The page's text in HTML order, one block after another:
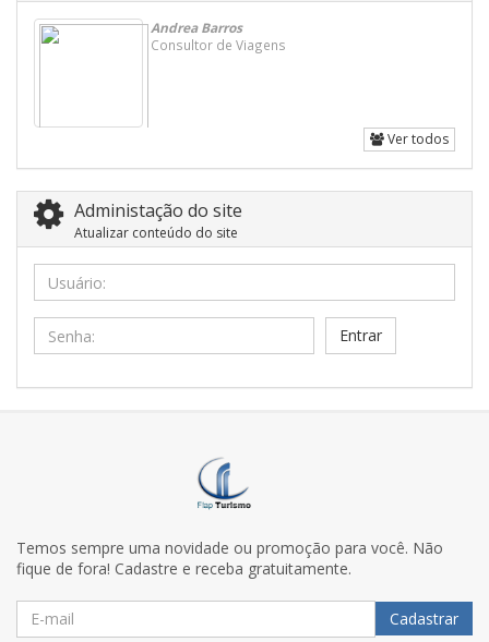
Andrea Barros
Consultor de Viagens
Ver todos
Administação do site
Atualizar conteúdo do site
Usuário:
Senha:
Temos sempre uma novidade ou promoção para você. Não
fique de fora! Cadastre e receba gratuitamente.
Cadastrar